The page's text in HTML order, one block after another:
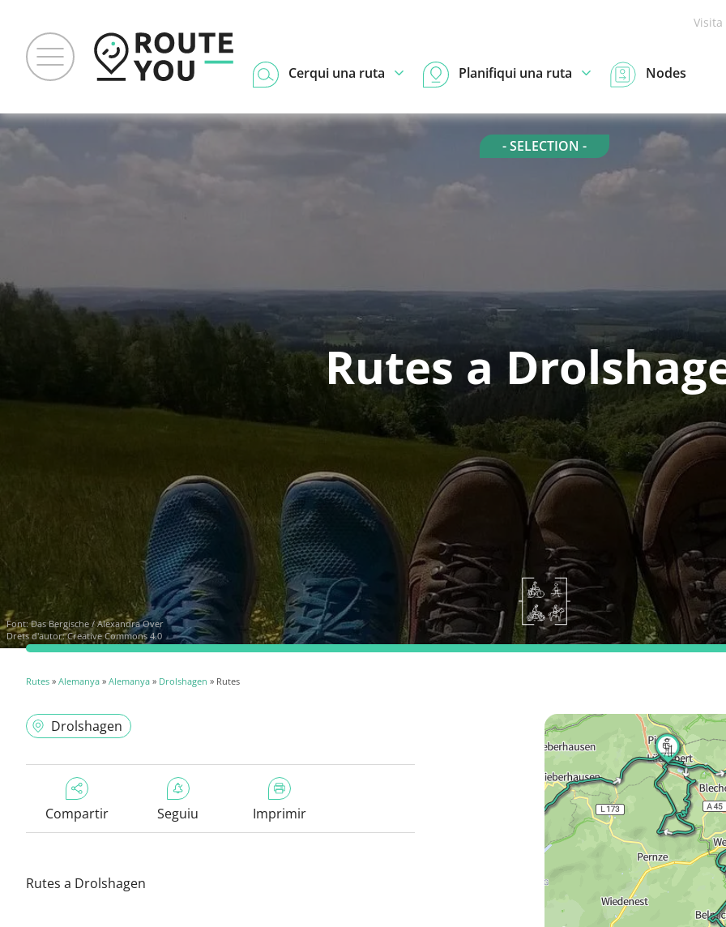
Cerqui una ruta Planifiqui una ruta Nodes
- SELECTION -
Rutes a
Font:Das Bergische / Alexandra Over
Drets d'autor: Creative Commons 4.0
Rutes » Alemanya » Alemanya » Drolshagen » Rutes
Drolshagen
Compartir Seguiu Imprimir
Rutes a Drolshagen